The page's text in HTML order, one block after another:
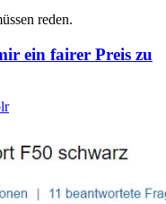
reden.
ein fairer Preis zu